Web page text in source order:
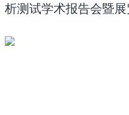
析测试学术报告会暨展